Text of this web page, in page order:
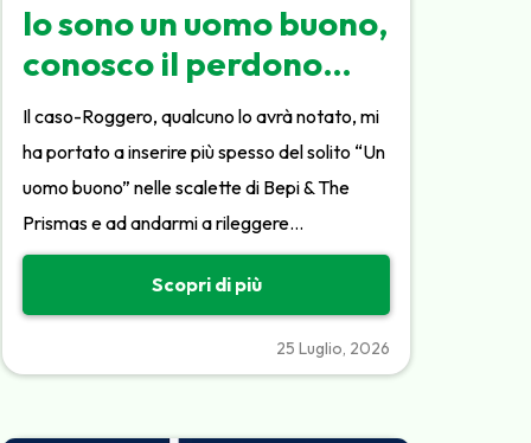
Io sono un uomo buono,
conosco il perdono…
Il caso-Roggero, qualcuno lo avrà notato, mi
ha portato a inserire più spesso del solito “Un
uomo buono” nelle scalette di Bepi & The
Prismas e ad andarmi a rileggere…
Scopri di più
25 Luglio, 2026